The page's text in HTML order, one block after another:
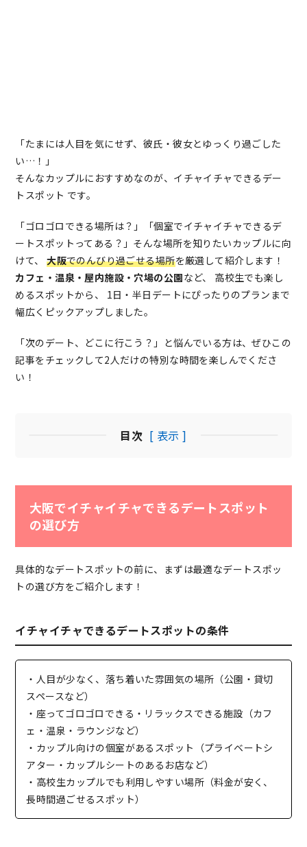
「たまには人目を気にせず、彼氏・彼女とゆっくり過ごした
い…！」
そんなカップルにおすすめなのが、イチャイチャできるデー
トスポット です。
「ゴロゴロできる場所は？」「個室でイチャイチャできるデ
ートスポットってある？」そんな場所を知りたいカップルに向
けて、大阪でのんびり過ごせる場所を厳選して紹介します！
カフェ・温泉・屋内施設・穴場の公園など、 高校生でも楽し
めるスポットから、 1日・半日デートにぴったりのプランまで
幅広くピックアップしました。
「次のデート、どこに行こう？」と悩んでいる方は、ぜひこの
記事をチェックして2人だけの特別な時間を楽しんでくださ
い！
目次 [ 表示 ]
大阪でイチャイチャできるデートスポット
の選び方
具体的なデートスポットの前に、まずは最適なデートスポッ
トの選び方をご紹介します！
イチャイチャできるデートスポットの条件
・人目が少なく、落ち着いた雰囲気の場所（公園・貸切
スペースなど）
・座ってゴロゴロできる・リラックスできる施設（カフ
ェ・温泉・ラウンジなど）
・カップル向けの個室があるスポット（プライベートシ
アター・カップルシートのあるお店など）
・高校生カップルでも利用しやすい場所（料金が安く、
長時間過ごせるスポット）